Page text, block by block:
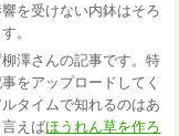
を受けない内鉢はそろ
。
澤さんの記事です。特
をアップロードしてく
タイムで知れるのはあ
えばほうれん草を作ろ